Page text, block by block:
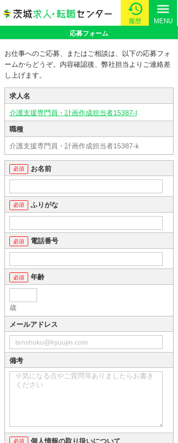
履歴
menu
MENU
応募フォーム
お仕事へのご応募、またはご相談は、以下の応募フォ
ームからどうぞ。内容確認後、弊社担当よりご連絡差
し上げます。
求人名
介護支援専門員・計画作成担当者15387-l
職種
介護支援専門員・計画作成担当者15387-k
お名前
ふりがな
電話番号
年齢
歳
メールアドレス
備考
個人情報の取り扱いについて